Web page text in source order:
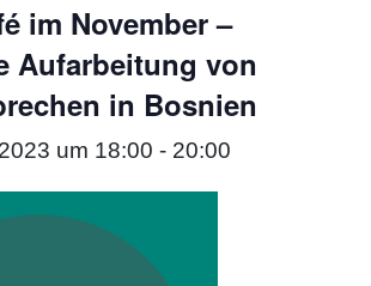
im November –
Aufarbeitung von
in Bosnien
um 18:00 - 20:00